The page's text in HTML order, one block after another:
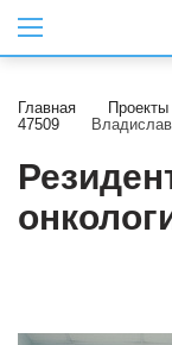
Главная Проекты
47509